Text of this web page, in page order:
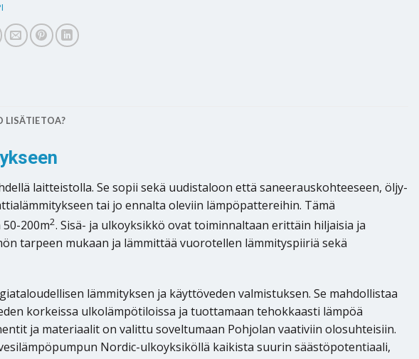
LISÄTIETOA?
laitteistolla. Se sopii sekä uudistaloon että saneerauskohteeseen, öljy-
tai jo ennalta oleviin lämpöpattereihin. Tämä
200m2. Sisä- ja ulkoyksikkö ovat toiminnaltaan erittäin hiljaisia ja
tarpeen mukaan ja lämmittää vuorotellen lämmityspiiriä sekä
lämmityksen ja käyttöveden valmistuksen. Se mahdollistaa
korkeissa ulkolämpötiloissa ja tuottamaan tehokkaasti lämpöä
ja materiaalit on valittu soveltumaan Pohjolan vaativiin olosuhteisiin.
Nordic-ulkoyksiköllä kaikista suurin säästöpotentiaali,